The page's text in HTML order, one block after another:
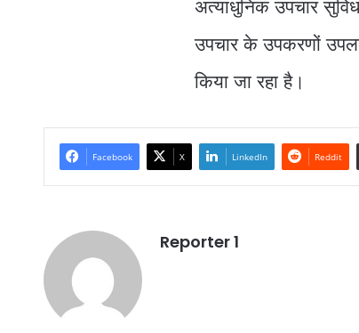
अत्याधुनिक उपचार
उपचार के उपकरणों
किया जा रहा है।
Facebook X LinkedIn Reddit
Reporter 1